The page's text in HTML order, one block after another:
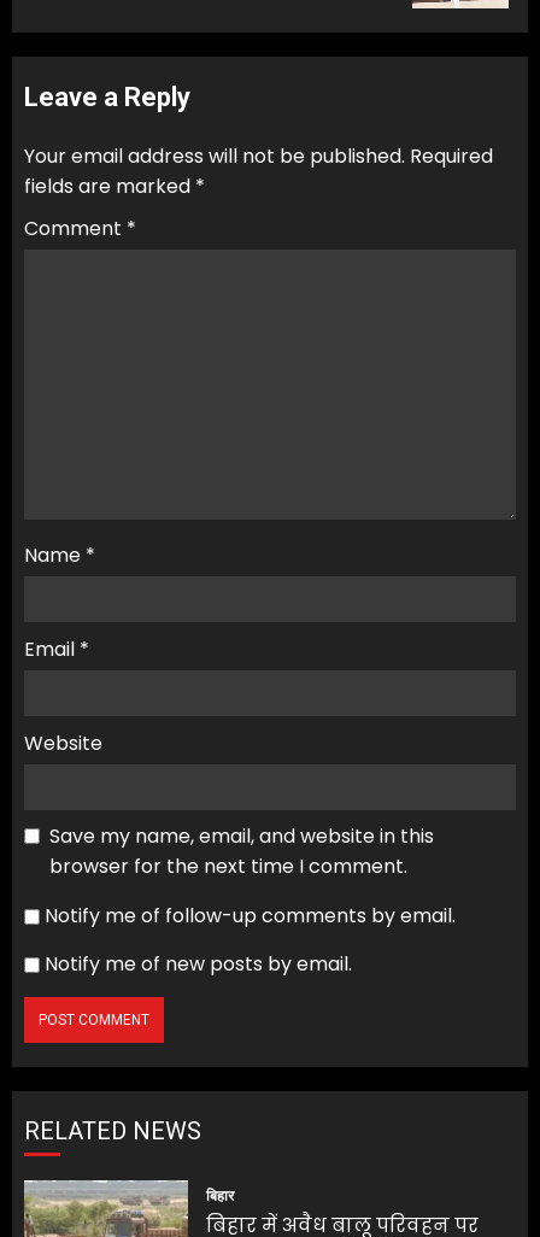
Leave a Reply
Your email address will not be published. Required
fields are marked *
Comment *
Name *
Email *
Website
Save my name, email, and website in this
browser for the next time I comment.
Notify me of follow-up comments by email.
Notify me of new posts by email.
RELATED NEWS
बिहार
बिहार में अवैध बालू परिवहन पर